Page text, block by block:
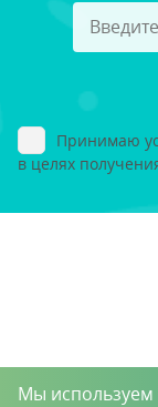
Принимаю
в целях
Мы используем